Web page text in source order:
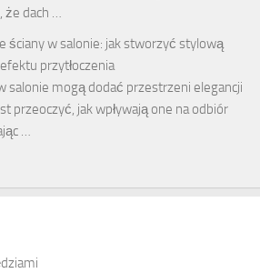
że dach …
ściany w salonie: jak stworzyć stylową
przytłoczenia
salonie mogą dodać przestrzeni elegancji
przeoczyć, jak wpływają one na odbiór
…